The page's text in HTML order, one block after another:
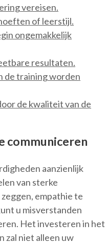
vereisen.
of leerstijl.
ongemakkelijk
resultaten.
de training worden
de kwaliteit van de
communiceren
aanzienlijk
van sterke
empathie te
u misverstanden
Het investeren in het
zal niet alleen uw